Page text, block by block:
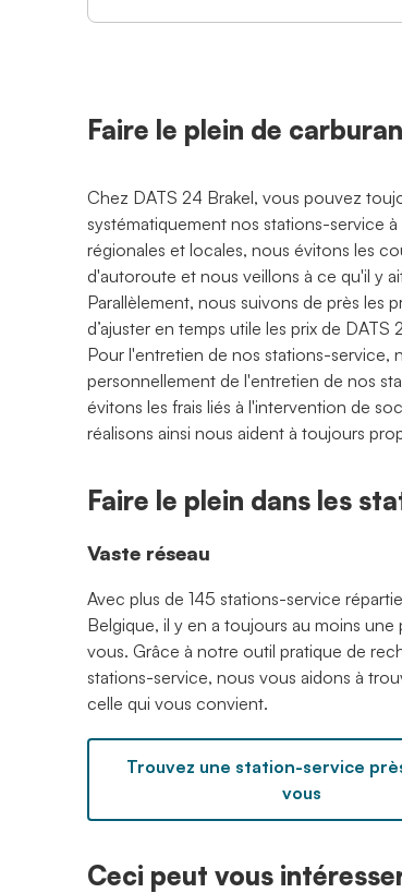
Faire le plein de
Chez DATS 24 Brakel, vous pouvez
systématiquement nos stations-service
régionales et locales, nous évitons les
d'autoroute et nous veillons à ce qu'il y
Parallèlement, nous suivons de près les
d’ajuster en temps utile les prix de DATS
Pour l'entretien de nos stations-service,
personnellement de l'entretien de nos
évitons les frais liés à l'intervention de
réalisons ainsi nous aident à toujours
Faire le plein dans les
Vaste réseau
Avec plus de 145 stations-service
Belgique, il y en a toujours au moins une
vous. Grâce à notre outil pratique de
stations-service, nous vous aidons à
celle qui vous convient.
Trouvez une station-service
vous
Ceci peut vous